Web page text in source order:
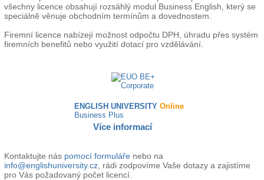
všechny licence obsahují rozsáhlý modul Business English, který se
speciálně věnuje obchodním termínům a dovednostem.
Firemní licence nabízejí možnost odpočtu DPH, úhradu přes systém
firemních benefitů nebo využití dotací pro vzdělávání.
ENGLISH UNIVERSITY Online
Business Plus
Více informací
Kontaktujte nás pomocí formuláře nebo na
info@englishuniversity.cz , rádi zodpovíme Vaše dotazy a zajistíme
pro Vás požadovaný počet licencí.